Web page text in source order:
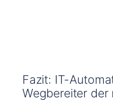
Fazit: IT-
Wegbereiter der